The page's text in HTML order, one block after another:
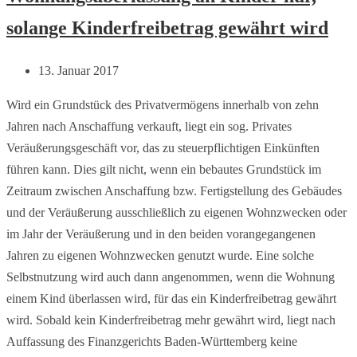
solange Kinderfreibetrag gewährt wird
13. Januar 2017
Wird ein Grundstück des Privatvermögens innerhalb von zehn
Jahren nach Anschaffung verkauft, liegt ein sog. Privates
Veräußerungsgeschäft vor, das zu steuerpflichtigen Einkünften
führen kann. Dies gilt nicht, wenn ein bebautes Grundstück im
Zeitraum zwischen Anschaffung bzw. Fertigstellung des Gebäudes
und der Veräußerung ausschließlich zu eigenen Wohnzwecken oder
im Jahr der Veräußerung und in den beiden vorangegangenen
Jahren zu eigenen Wohnzwecken genutzt wurde. Eine solche
Selbstnutzung wird auch dann angenommen, wenn die Wohnung
einem Kind überlassen wird, für das ein Kinderfreibetrag gewährt
wird. Sobald kein Kinderfreibetrag mehr gewährt wird, liegt nach
Auffassung des Finanzgerichts Baden-Württemberg keine